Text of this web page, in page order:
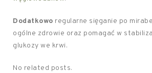
Dodatkowo regularne sięganie po
ogólne zdrowie oraz pomagać w
glukozy we krwi.
No related posts.